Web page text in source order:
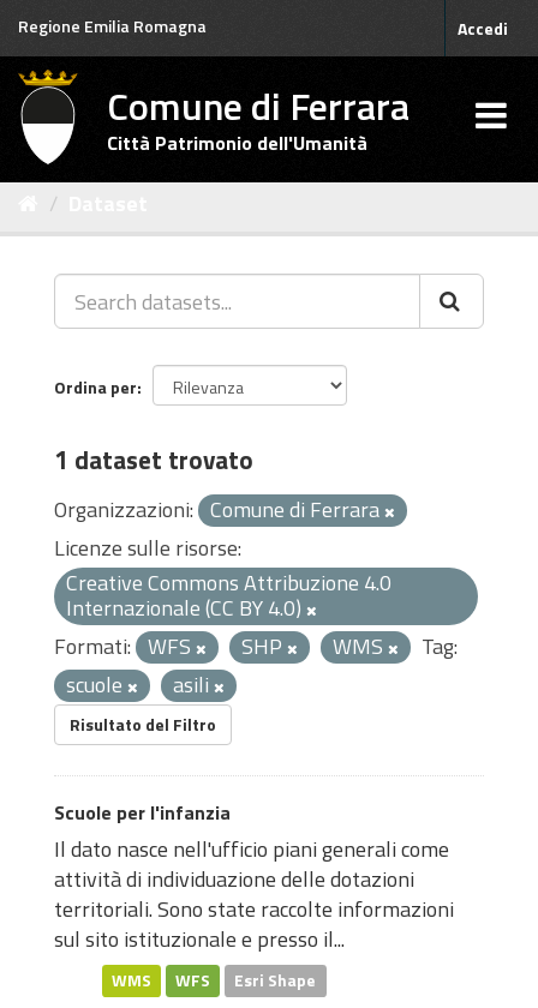
Salta
contenuto
Regione Emilia Romagna Accedi
Comune di Ferrara
Città Patrimonio dell'Umanità
Ordina per
1 dataset trovato
Organizzazioni: Comune di Ferrara
Licenze sulle risorse:
Creative Commons Attribuzione 4.0
Internazionale (CC BY 4.0)
Formati: WFS SHP WMS
Tag:
scuole
asili
Risultato del Filtro
Scuole per l'infanzia
Il dato nasce nell'ufficio piani generali come
attività di individuazione delle dotazioni
territoriali. Sono state raccolte informazioni
sul sito istituzionale e presso il...
WMS WFS Esri Shape